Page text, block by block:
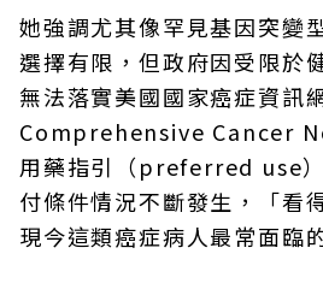
她強調尤其像罕見基因突變
選擇有限，但政府因受限於
無法落實美國國家癌症資
Comprehensive Cancer
用藥指引（preferred use
付條件情況不斷發生，「看
現今這類癌症病人最常面臨